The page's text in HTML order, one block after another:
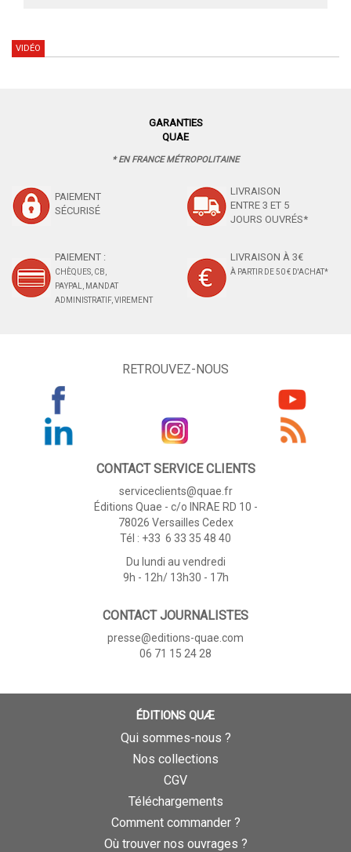
VIDÉO
GARANTIES
QUAE
* EN FRANCE MÉTROPOLITAINE
PAIEMENT
SÉCURISÉ
LIVRAISON
ENTRE 3 ET 5
JOURS OUVRÉS*
PAIEMENT :
CHÈQUES, CB,
PAYPAL, MANDAT
ADMINISTRATIF, VIREMENT
LIVRAISON À 3€
À PARTIR DE 50 € D'ACHAT*
RETROUVEZ-NOUS
CONTACT SERVICE CLIENTS
serviceclients@quae.fr
Éditions Quae - c/o INRAE RD 10 -
78026 Versailles Cedex
Tél : +33 6 33 35 48 40
Du lundi au vendredi
9h - 12h/ 13h30 - 17h
CONTACT JOURNALISTES
presse@editions-quae.com
06 71 15 24 28
ÉDITIONS QUÆ
Qui sommes-nous ?
Nos collections
CGV
Téléchargements
Comment commander ?
Où trouver nos ouvrages ?